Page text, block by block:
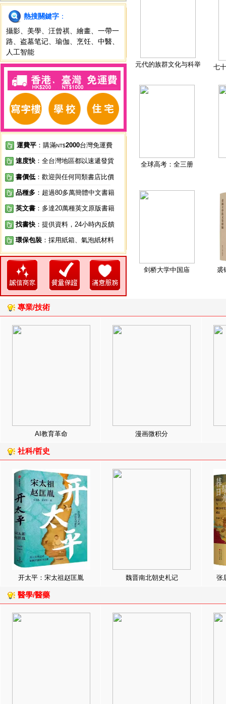
熱搜關鍵字 ：
攝影
美學 汪曾祺 繪畫
一帶一
路
盗墓笔记 瑜伽 烹饪 中醫
人工智能
運費平 ：購滿NT$2000台灣免運費
速度快 ：全台灣地區都以速遞發貨
書價低 ：歡迎與任何同類書店比價
品種多 ：超過80多萬簡體中文書籍
英文書 ：多達20萬種英文原版書籍
找書快 ：提供資料，24小時內反饋
環保包裝 ：採用紙箱、氣泡紙材料
元代的族群文化与科举 七
全球高考：全三册
剑桥大学中国庙 裘
專業/技術
AI教育革命 漫画微积分
社科/哲史
开太平：宋太祖赵匡胤 魏晋南北朝史札记 张
醫學/醫藥